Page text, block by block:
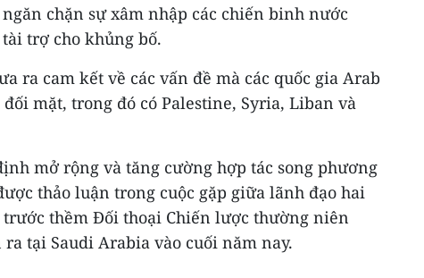
chặn sự xâm nhập các chiến binh nước
trợ cho khủng bố.
ra cam kết về các vấn đề mà các quốc gia Arab
mặt, trong đó có Palestine, Syria, Liban và
mở rộng và tăng cường hợp tác song phương
thảo luận trong cuộc gặp giữa lãnh đạo hai
trước thềm Đối thoại Chiến lược thường niên
tại Saudi Arabia vào cuối năm nay.